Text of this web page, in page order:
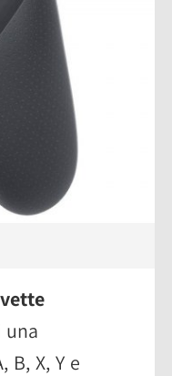
una
X, Y e